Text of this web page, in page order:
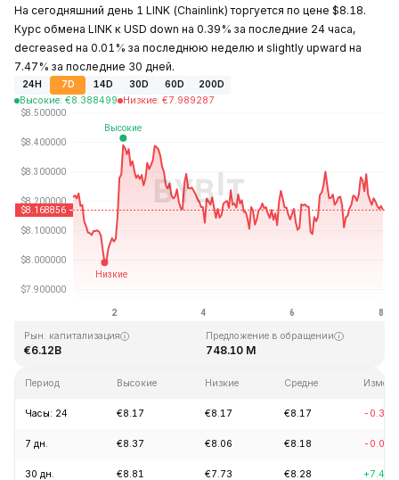
На сегодняшний день 1 LINK (Chainlink) торгуется по цене $8.18.
Курс обмена LINK к USD down на 0.39% за последние 24 часа,
decreased на 0.01% за последнюю неделю и slightly upward на
7.47% за последние 30 дней.
24H 7D 14D 30D 60D
200D
Высокие: €8.388499 Низкие: €7.989287
Последнее обновление: 01:12 GMT+0 2026-08-08
Исторический максимум
Рын. капитализация
€6.12B
Предложение в обращении
748.10 M
Период Высокие Низкие Средне
Часы: 24 €8.17 €8.17 €8.17 -0.39%
7 дн. €8.37 €8.06 €8.18 -0.01%
30 дн. €8.81 €7.73 €8.28 +7.47%